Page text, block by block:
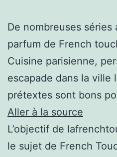
De nombreuses
parfum de French
Cuisine parisienne,
escapade dans la ville
prétextes sont bons
Aller à la source
L’objectif de
le sujet de French